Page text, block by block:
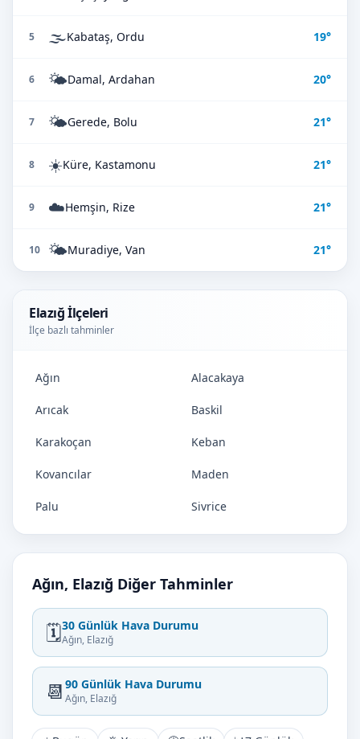
5 🌫️Kabataş, Ordu 19°
6 🌤️Damal, Ardahan 20°
7 🌤️Gerede, Bolu 21°
8 ☀️Küre, Kastamonu 21°
9 ☁️Hemşin, Rize 21°
10 🌤️Muradiye, Van 21°
Elazığ İlçeleri
İlçe bazlı tahminler
Ağın Alacakaya
Arıcak Baskil
Karakoçan Keban
Kovancılar Maden
Palu Sivrice
Ağın, Elazığ Diğer Tahminler
🗓️30 Günlük Hava Durumu
Ağın, Elazığ
📆 90 Günlük Hava Durumu
Ağın, Elazığ